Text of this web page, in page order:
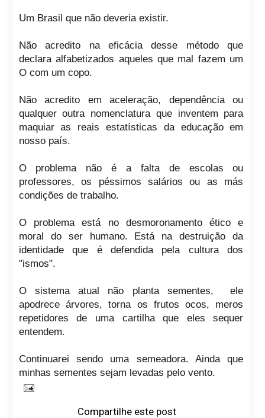
Um Brasil que não deveria existir.
Não acredito na eficácia desse método que
declara alfabetizados aqueles que mal fazem um
O com um copo.
Não acredito em aceleração, dependência ou
qualquer outra nomenclatura que inventem para
maquiar as reais estatísticas da educação em
nosso país.
O problema não é a falta de escolas ou
professores, os péssimos salários ou as más
condições de trabalho.
O problema está no desmoronamento ético e
moral do ser humano. Está na destruição da
identidade que é defendida pela cultura dos
"ismos".
O sistema atual não planta sementes, ele
apodrece árvores, torna os frutos ocos, meros
repetidores de uma cartilha que eles sequer
entendem.
Continuarei sendo uma semeadora. Ainda que
minhas sementes sejam levadas pelo vento.
Compartilhe este post